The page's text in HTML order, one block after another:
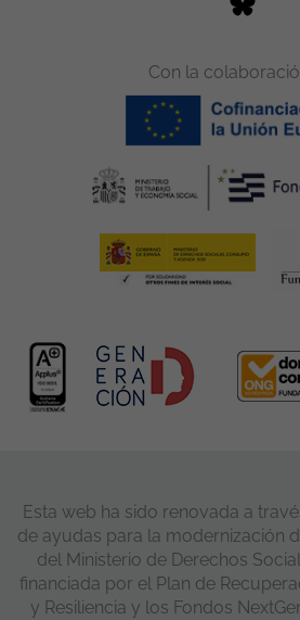
Con la
Esta web ha sido renovada a
de ayudas para la modernización
del Ministerio de Derechos
financiada por el Plan de
y Resiliencia y los Fondos